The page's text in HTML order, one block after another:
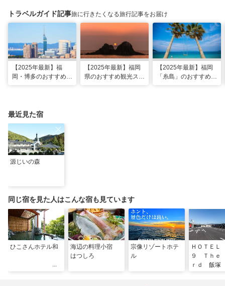
トラベルガイド記事旅に行きたくなる旅行記事をお届け
【2025年最新】福
岡・博多のおすすめ観
【2025年最新】福岡
県のおすすめ観光スポ
【2025年最新】福岡
「糸島」のおすすめ観
最近見た宿
源じいの森
同じ宿を見た人はこんな宿も見ています
ひこさんホテル和
海辺の料理小宿
はつしろ
宗像リゾートホテ
ル
ＨＯＴＥ
９ Ｔｈｅ
ｒｄ 飯塚